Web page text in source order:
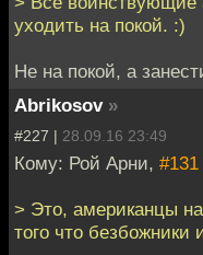
уходить на покой. :)
Не на покой, а
Abrikosov »
#227 | 28.09.16 23:49
Кому: Рой Арни, #131
> Это, американцы
того что безбожники